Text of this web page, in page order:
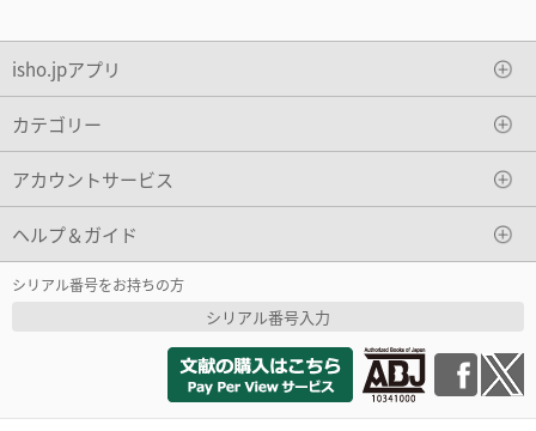
isho.jpアプリ
カテゴリー
アカウントサービス
ヘルプ＆ガイド
シリアル番号をお持ちの方
シリアル番号入力